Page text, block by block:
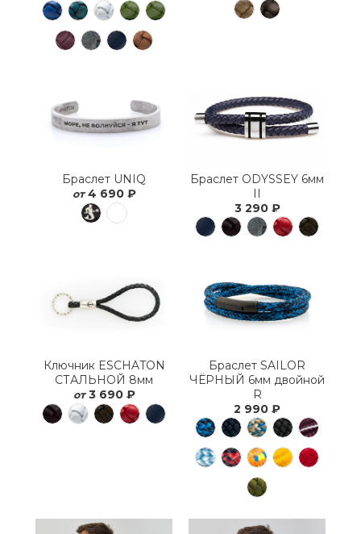
Браслет UNIQ
от 4 690 ₽
Браслет ODYSSEY 6мм
II
3 290 ₽
Ключник ESCHATON
СТАЛЬНОЙ 8мм
от 3 690 ₽
Браслет SAILOR
ЧЁРНЫЙ 6мм двойной
R
2 990 ₽